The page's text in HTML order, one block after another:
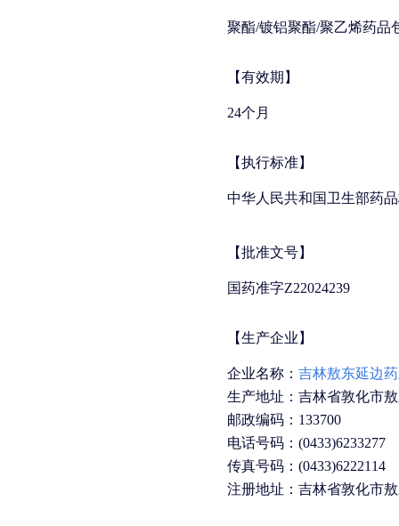
聚酯/镀铝聚酯/聚乙烯药品
【有效期】
24个月
【执行标准】
中华人民共和国卫生部药
【批准文号】
国药准字Z22024239
【生产企业】
企业名称： 吉林敖东延边
生产地址：吉林省敦化市
邮政编码：133700
电话号码：(0433)6233277
传真号码：(0433)6222114
注册地址：吉林省敦化市